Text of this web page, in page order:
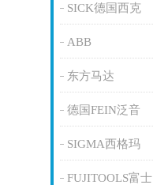
SICK德国西克
ABB
东方马达
德国FEIN泛音
SIGMA西格玛
FUJITOOLS富士